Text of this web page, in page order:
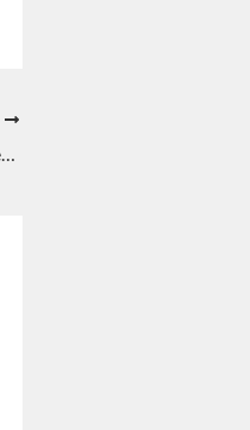
Alaska: una cumbre para marcar el terreno de enfrentamiento entre EEUU y China